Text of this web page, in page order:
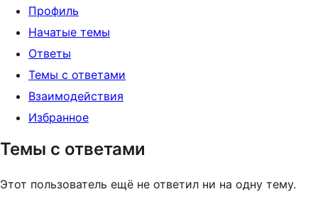
Профиль
Начатые темы
Ответы
Темы с ответами
Взаимодействия
Избранное
Темы с ответами
Этот пользователь ещё не ответил ни на одну тему.